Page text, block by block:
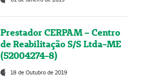
Prestador CERPAM – Centro
de Reabilitação S/S Ltda-ME
(52004274-8)
18 de Outubro de 2019